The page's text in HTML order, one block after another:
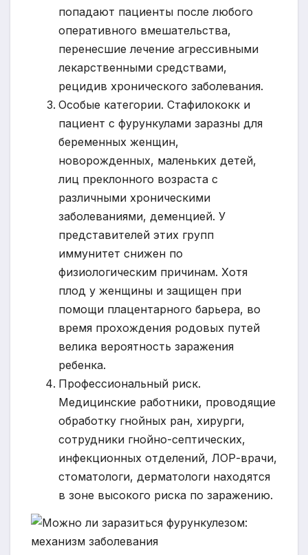
попадают пациенты после любого
оперативного вмешательства,
перенесшие лечение агрессивными
лекарственными средствами,
рецидив хронического заболевания.
Особые категории. Стафилококк и
пациент с фурункулами заразны для
беременных женщин,
новорожденных, маленьких детей,
лиц преклонного возраста с
различными хроническими
заболеваниями, деменцией. У
представителей этих групп
иммунитет снижен по
физиологическим причинам. Хотя
плод у женщины и защищен при
помощи плацентарного барьера, во
время прохождения родовых путей
велика вероятность заражения
ребенка.
Профессиональный риск.
Медицинские работники, проводящие
обработку гнойных ран, хирурги,
сотрудники гнойно-септических,
инфекционных отделений, ЛОР-врачи,
стоматологи, дерматологи находятся
в зоне высокого риска по заражению.